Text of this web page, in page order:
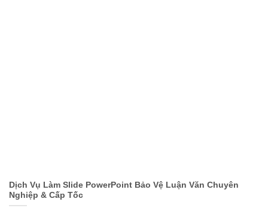
Dịch Vụ Làm Slide PowerPoint Bảo Vệ Luận Văn Chuyên
Nghiệp & Cấp Tốc